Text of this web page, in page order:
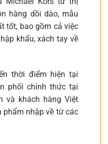
hàng dồi dào, mẫu
tốt, bao gồm cả việc
khẩu, xách tay về
thời điểm hiện tại
phối chính thức tại
và khách hàng Việt
phẩm nhập về từ các